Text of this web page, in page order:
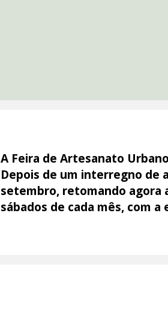
A Feira de Artesanato
Depois de um interregno de
setembro, retomando agora
sábados de cada mês, com